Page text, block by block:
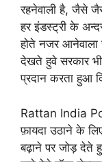
रहनेवाली है, जैसे
हर इंडस्ट्री के
होते नजर आनेवाला
देखते हुवे सरकार
प्रदान करता हुआ
Rattan India
फ़ायदा उठाने के
बढ़ाने पर जोड़ देते